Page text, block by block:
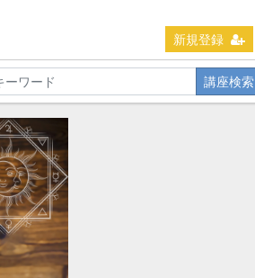
新規登録
講座検索